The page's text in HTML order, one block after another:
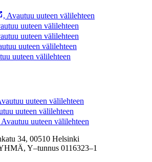
, Avautuu uuteen välilehteen
uuteen välilehteen
uuteen välilehteen
uuteen välilehteen
uuteen välilehteen
uuteen välilehteen
uuteen välilehteen
Avautuu uuteen välilehteen
34, 00510 Helsinki
Y–tunnus 0116323–1